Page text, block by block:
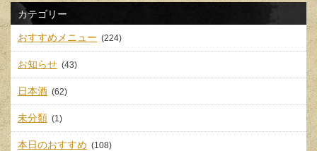
カテゴリー
おすすめメニュー (224)
お知らせ (43)
日本酒 (62)
未分類 (1)
本日のおすすめ (108)